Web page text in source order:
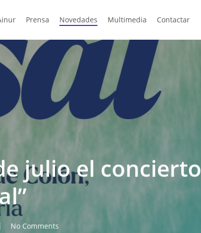
Prensa Novedades Multimedia Contactar
julio el concierto
No Comments